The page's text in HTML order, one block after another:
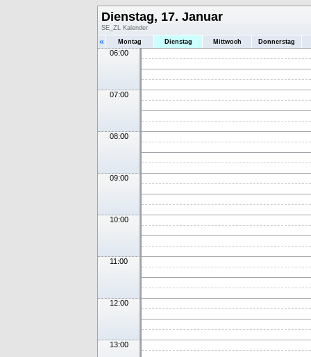
Dienstag, 17. Januar
SE_ZL Kalender
« Montag Dienstag Mittwoch Donnerstag
06:00
07:00
08:00
09:00
10:00
11:00
12:00
13:00